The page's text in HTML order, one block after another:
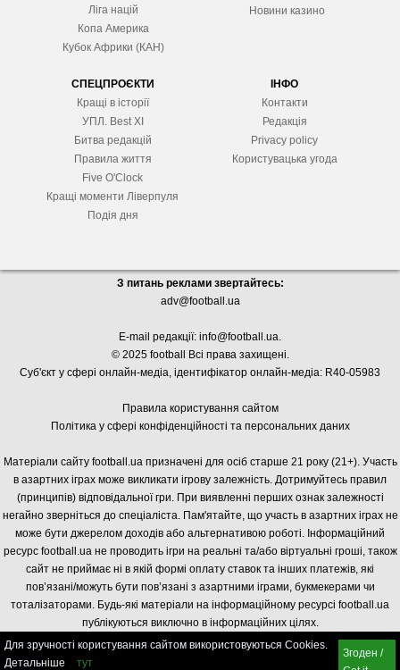
Ліга націй
Копа Америка
Кубок Африки (КАН)
Новини казино
СПЕЦПРОЄКТИ
Кращі в історії
УПЛ. Best XІ
Битва редакцій
Правила життя
Five O'Clock
Кращі моменти Ліверпуля
Подія дня
ІНФО
Контакти
Редакція
Privacy policy
Користувацька угода
З питань реклами звертайтесь:
adv@football.ua
E-mail редакції: info@football.ua.
© 2025 football Всі права захищені.
Суб'єкт у сфері онлайн-медіа, ідентифікатор онлайн-медіа: R40-05983
Правила користування сайтом
Політика у сфері конфіденційності та персональних даних
Матеріали сайту football.ua призначені для осіб старше 21 року (21+). Участь
в азартних іграх може викликати ігрову залежність. Дотримуйтесь правил
(принципів) відповідальної гри. При виявленні перших ознак залежності
негайно зверніться до спеціаліста. Пам'ятайте, що участь в азартних іграх не
може бути джерелом доходів або альтернативою роботі. Інформаційний
ресурс football.ua не проводить ігри на реальні та/або віртуальні гроші, також
сайт не приймає ні в якій формі оплату ставок та інших платежів, які
пов’язані/можуть бути пов’язані з азартними іграми, букмекерами чи
тоталізаторами. Будь-які матеріали на інформаційному ресурсі football.ua
публікуються виключно в інформаційних цілях.
Для зручності користування сайтом використовуються Cookies.
Детальніше
тут
Згоден /